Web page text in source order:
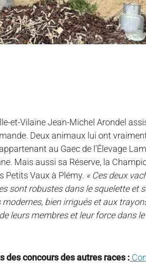
et-Vilaine Jean-Michel Arondel
Deux animaux lui ont
au Gaec de l’Élevage
Mais aussi sa Réserve, la
Petits Vaux à Plémy. « Ces deux
sont robustes dans le squelette
bien irrigués et aux
leurs membres et leur force dans le
des concours des autres races :